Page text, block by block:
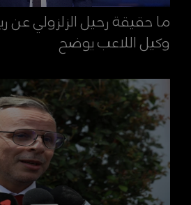
ما حقيقة رحيل الزلزولي عن
وكيل اللاعب يوضح